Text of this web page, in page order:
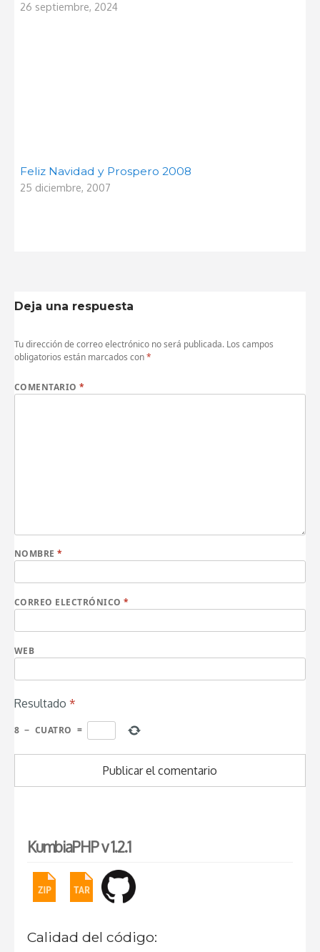
26 septiembre, 2024
Feliz Navidad y Prospero 2008
25 diciembre, 2007
Deja una respuesta
Tu dirección de correo electrónico no será publicada. Los campos
obligatorios están marcados con*
COMENTARIO*
NOMBRE*
CORREO ELECTRÓNICO*
WEB
Resultado *
8 − CUATRO =
KumbiaPHP v 1.2.1
Calidad del código: